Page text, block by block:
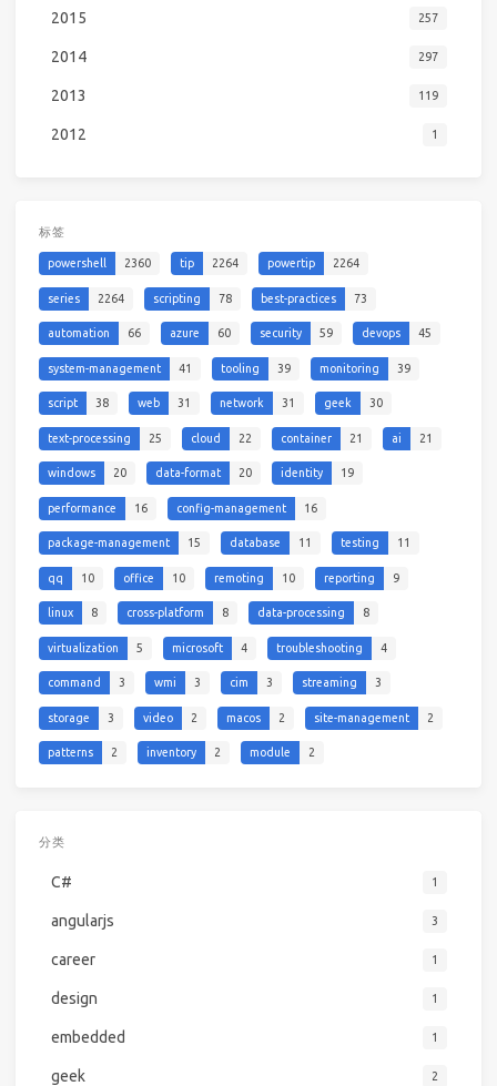
2015 257
2014 297
2013 119
2012 1
标签
powershell 2360 tip 2264 powertip 2264
series 2264 scripting 78 best-practices 73
automation 66 azure 60 security 59 devops 45
system-management 41 tooling 39 monitoring 39
script 38 web 31 network 31 geek 30
text-processing 25 cloud 22 container 21 ai 21
windows 20 data-format 20 identity 19
performance 16 config-management 16
package-management 15 database 11 testing 11
qq 10 office 10 remoting 10 reporting 9
linux 8 cross-platform 8 data-processing 8
virtualization 5 microsoft 4 troubleshooting 4
command 3 wmi 3 cim 3 streaming 3
storage 3 video 2 macos 2 site-management 2
patterns 2 inventory 2 module 2
分类
C# 1
angularjs 3
career 1
design 1
embedded 1
geek 2